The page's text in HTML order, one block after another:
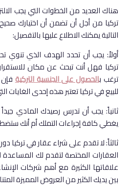
هناك العديد من الخطوات التي يجب
تركيا من أجل أن تضمن أن اختيارك
التالية يمكنك الاطلاع عليها بالتفصيل:
أولاً: يجب أن تحدد الهدف الذي
تركيا فهل أنت تبحث عن مكان
ترغب بالحصول على الجنسية التركية
للبيع في تركيا تعتبر هذه إحدى الغايات
ثانياً: يجب أن تدرس رصيدك المادي
يغطي كافة إجراءات التملك أم أنك
ثالثاً: لا تقدم على شراء عقار في تركيا
العقارات المختصة لتقدم لك
علاقاتها الكثيرة مع أهم شركات
بين يديك الكثير من العروض المميزة